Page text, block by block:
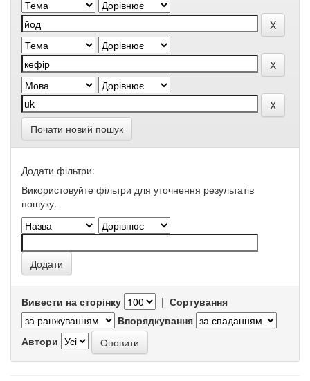
Почати новий пошук
Додати фільтри:
Використовуйте фільтри для уточнення результатів
пошуку.
Вивести на сторінку | Сортування
Впорядкування
Автори